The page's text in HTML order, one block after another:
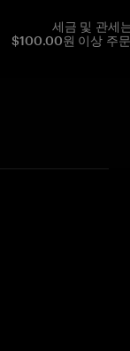
세금 및 관세
$100.00원 이상 주